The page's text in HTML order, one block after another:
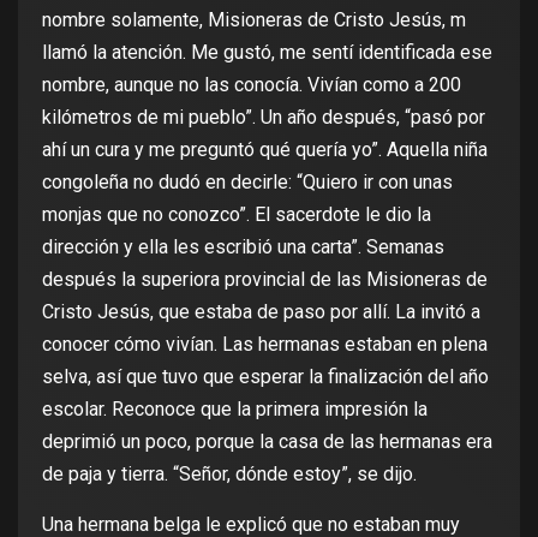
nombre solamente, Misioneras de Cristo Jesús, m
llamó la atención. Me gustó, me sentí identificada ese
nombre, aunque no las conocía. Vivían como a 200
kilómetros de mi pueblo”. Un año después, “pasó por
ahí un cura y me preguntó qué quería yo”. Aquella niña
congoleña no dudó en decirle: “Quiero ir con unas
monjas que no conozco”. El sacerdote le dio la
dirección y ella les escribió una carta”. Semanas
después la superiora provincial de las Misioneras de
Cristo Jesús, que estaba de paso por allí. La invitó a
conocer cómo vivían. Las hermanas estaban en plena
selva, así que tuvo que esperar la finalización del año
escolar. Reconoce que la primera impresión la
deprimió un poco, porque la casa de las hermanas era
de paja y tierra. “Señor, dónde estoy”, se dijo.
Una hermana belga le explicó que no estaban muy